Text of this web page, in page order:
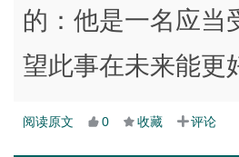
的：他是一名应当
望此事在未来能更
阅读原文 0 收藏 评论